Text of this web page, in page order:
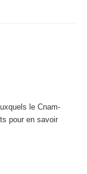
le Cnam-
pour en savoir